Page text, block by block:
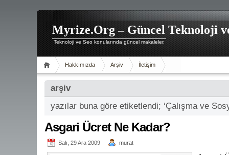
Myrize.Org – Güncel Teknoloji
Teknoloji ve Seo konularında güncel makaleler.
Hakkımızda Arşiv İletişim
arşiv
yazılar buna göre etiketlendi; ‘Çalışma ve
Asgari Ücret Ne Kadar?
Salı, 29 Ara 2009 murat